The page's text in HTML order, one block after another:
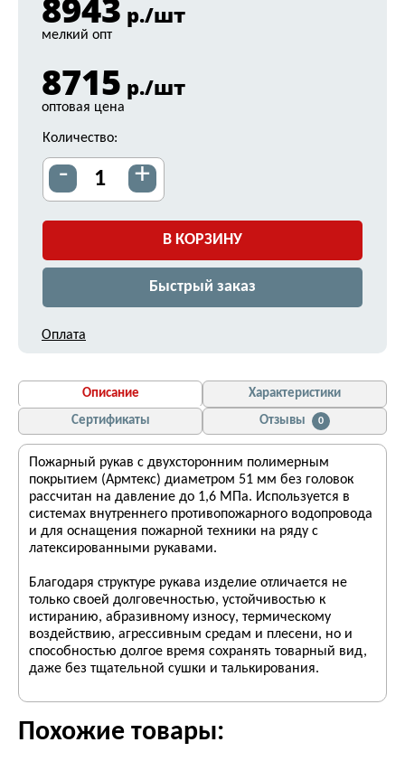
р./шт
мелкий опт
8715 р./шт
оптовая цена
Количество:
- +
В КОРЗИНУ
Быстрый заказ
Оплата
Описание
Характеристики
Сертификаты
Отзывы 0
Пожарный рукав с двухсторонним полимерным
покрытием (Армтекс) диаметром 51 мм без головок
рассчитан на давление до 1,6 МПа. Используется в
системах внутреннего противопожарного водопровода
и для оснащения пожарной техники на ряду с
латексированными рукавами.
Благодаря структуре рукава изделие отличается не
только своей долговечностью, устойчивостью к
истиранию, абразивному износу, термическому
воздействию, агрессивным средам и плесени, но и
способностью долгое время сохранять товарный вид,
даже без тщательной сушки и талькирования.
Похожие товары: